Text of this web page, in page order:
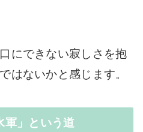
にできない寂しさを抱
はないかと感じます。
軍」という道